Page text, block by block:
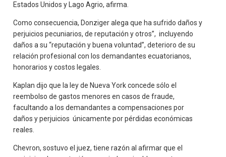
Estados Unidos y Lago Agrio, afirma.
Como consecuencia, Donziger alega que ha sufrido daños y
perjuicios pecuniarios, de reputación y otros”, incluyendo
daños a su “reputación y buena voluntad”, deterioro de su
relación profesional con los demandantes ecuatorianos,
honorarios y costos legales.
Kaplan dijo que la ley de Nueva York concede sólo el
reembolso de gastos menores en casos de fraude,
facultando a los demandantes a compensaciones por
daños y perjuicios únicamente por pérdidas económicas
reales.
Chevron, sostuvo el juez, tiene razón al afirmar que el